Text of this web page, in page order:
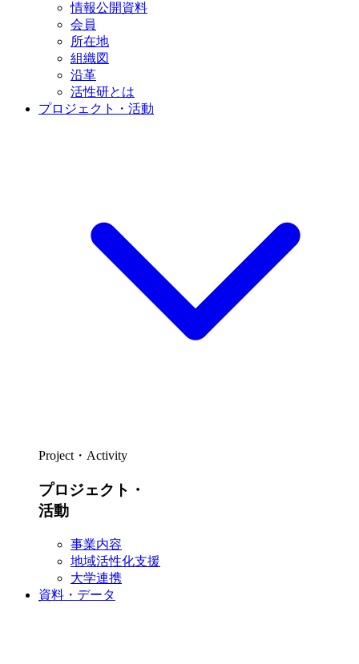
情報公開資料
会員
所在地
組織図
沿革
活性研とは
プロジェクト・活動
Project・Activity
プロジェクト・
活動
事業内容
地域活性化支援
大学連携
資料・データ